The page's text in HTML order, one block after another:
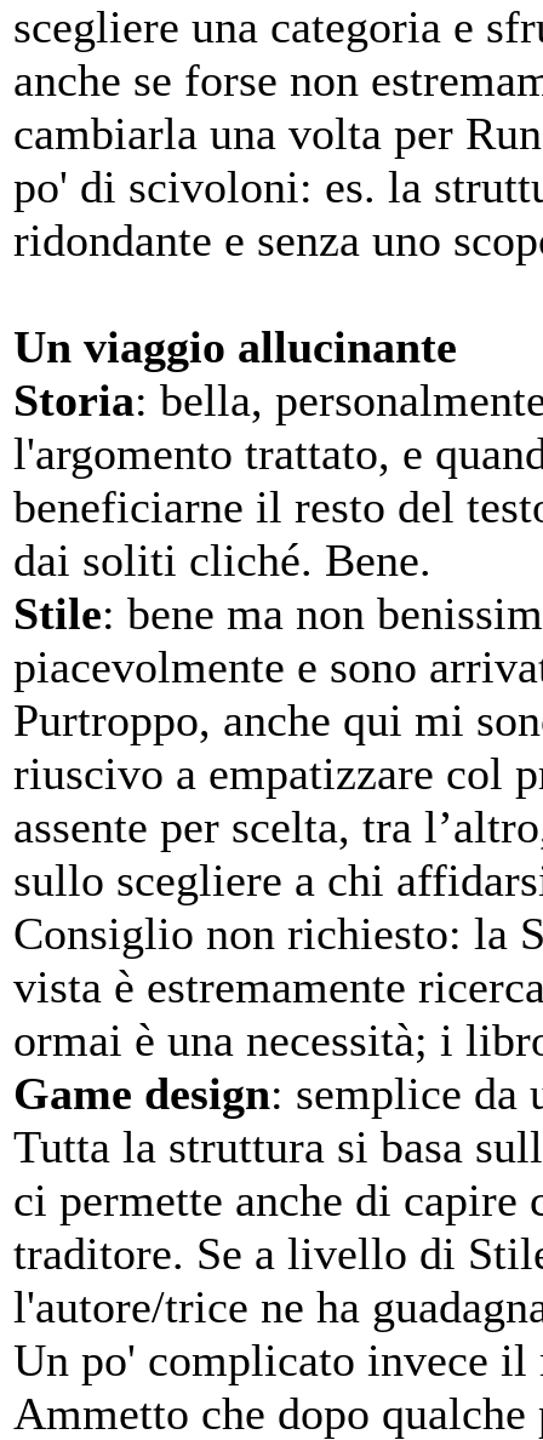
scegliere una categoria e
anche se forse non
cambiarla una volta per
po' di scivoloni: es. la
ridondante e senza uno
Un viaggio allucinante
Storia: bella,
l'argomento trattato, e
beneficiarne il resto del
dai soliti cliché. Bene.
Stile: bene ma non
piacevolmente e sono
Purtroppo, anche qui mi
riuscivo a empatizzare col
assente per scelta, tra
sullo scegliere a chi
Consiglio non richiesto: la
vista è estremamente
ormai è una necessità; i
Game design: semplice da
Tutta la struttura si basa
ci permette anche di capire
traditore. Se a livello di
l'autore/trice ne ha
Un po' complicato invece il
Ammetto che dopo